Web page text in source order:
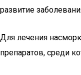
развитие
Для лечения
препаратов, среди